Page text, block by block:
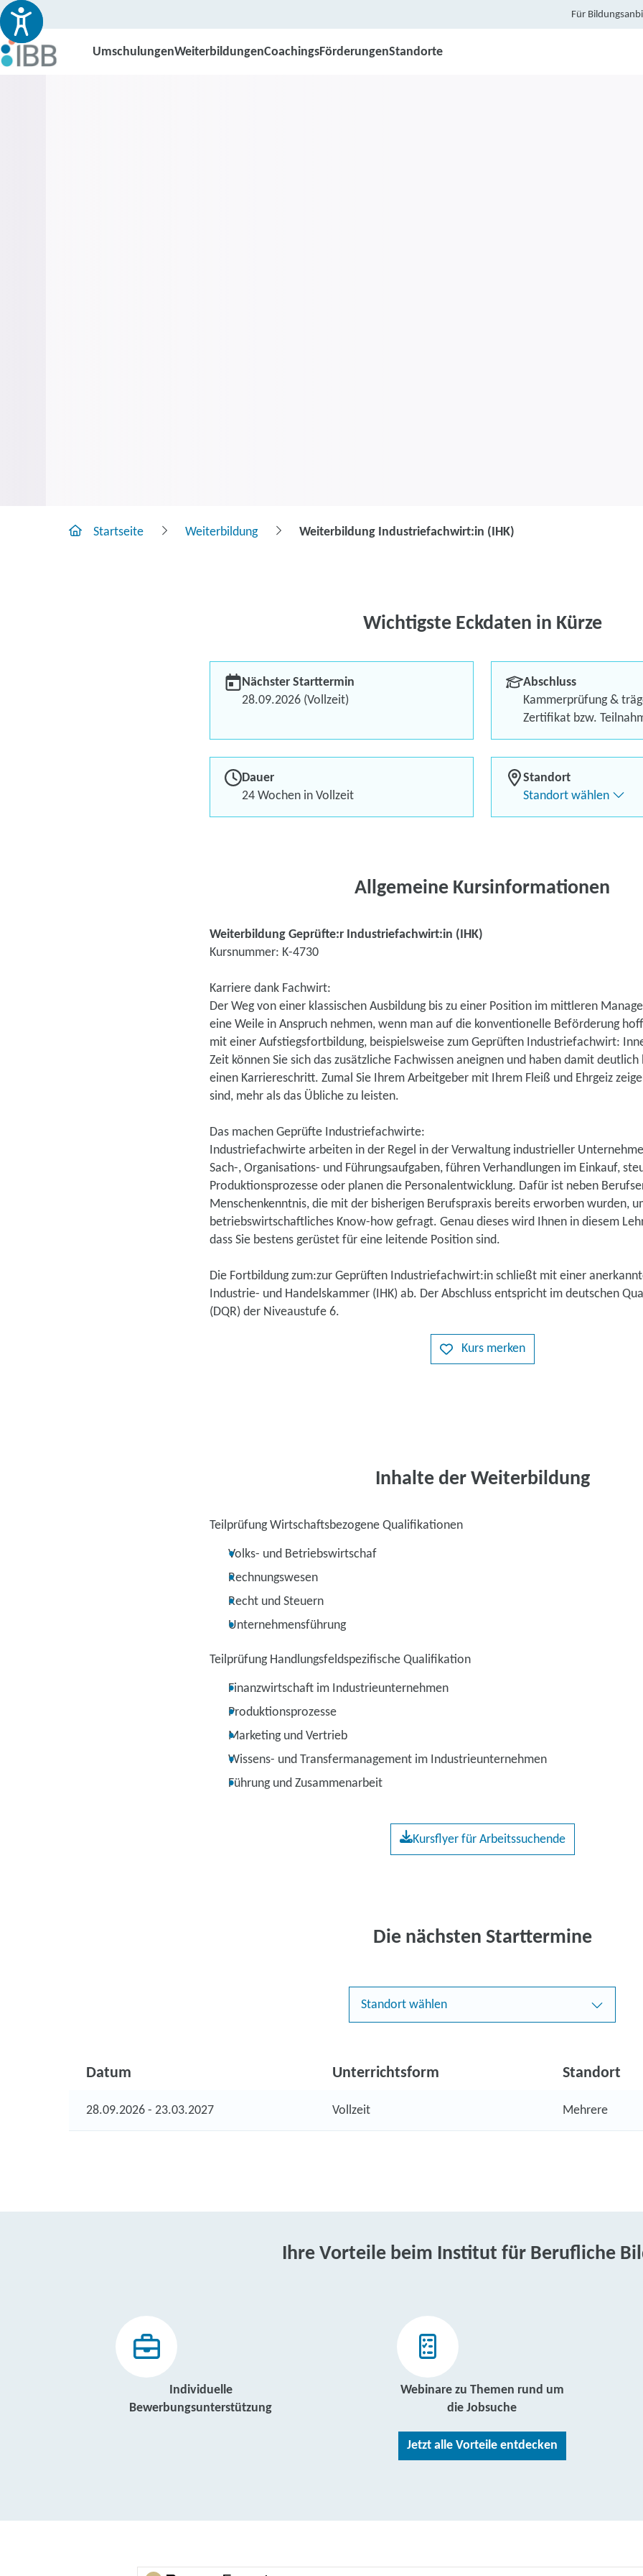
Für
UmschulungenWeiterbildungenCoachingsFörderungenStandorte
(IHK)
Berufliches Profil
Bis zu 100 % Förderung
Kontaktieren
Startseite Weiterbildung Weiterbildung Industriefachwirt:in (IHK)
Wichtigste Eckdaten in Kürze
Nächster Starttermin
28.09.2026 (Vollzeit)
Abschluss
Kammerprüfung &
Zertifikat bzw.
Dauer
24 Wochen in Vollzeit
Standort
Standort wählen
Allgemeine Kursinformationen
Weiterbildung Geprüfte:r Industriefachwirt:in (IHK)
Kursnummer: K-4730
Karriere dank Fachwirt:
Der Weg von einer klassischen Ausbildung bis zu einer Position im mittleren
eine Weile in Anspruch nehmen, wenn man auf die konventionelle Beförderung
mit einer Aufstiegsfortbildung, beispielsweise zum Geprüften Industriefachwirt:
Zeit können Sie sich das zusätzliche Fachwissen aneignen und haben damit deutlich
einen Karriereschritt. Zumal Sie Ihrem Arbeitgeber mit Ihrem Fleiß und Ehrgeiz
sind, mehr als das Übliche zu leisten.
Das machen Geprüfte Industriefachwirte:
Industriefachwirte arbeiten in der Regel in der Verwaltung industrieller
Sach-, Organisations- und Führungsaufgaben, führen Verhandlungen im Einkauf,
Produktionsprozesse oder planen die Personalentwicklung. Dafür ist neben
Menschenkenntnis, die mit der bisherigen Berufspraxis bereits erworben wurden,
betriebswirtschaftliches Know-how gefragt. Genau dieses wird Ihnen in diesem
dass Sie bestens gerüstet für eine leitende Position sind.
Die Fortbildung zum:zur Geprüften Industriefachwirt:in schließt mit einer
Industrie- und Handelskammer (IHK) ab. Der Abschluss entspricht im deutschen
(DQR) der Niveaustufe 6.
Kurs merken
Inhalte der Weiterbildung
Teilprüfung Wirtschaftsbezogene Qualifikationen
Volks- und Betriebswirtschaf
Rechnungswesen
Recht und Steuern
Unternehmensführung
Teilprüfung Handlungsfeldspezifische Qualifikation
Finanzwirtschaft im Industrieunternehmen
Produktionsprozesse
Marketing und Vertrieb
Wissens- und Transfermanagement im Industrieunternehmen
Führung und Zusammenarbeit
Kursflyer für Arbeitssuchende
Die nächsten Starttermine
Standort wählen
Datum Unterrichtsform Standort
28.09.2026 - 23.03.2027 Vollzeit Mehrere
Ihre Vorteile beim Institut für Berufliche
Individuelle
Bewerbungsunterstützung
Webinare zu Themen rund um
die Jobsuche
Jetzt alle Vorteile entdecken